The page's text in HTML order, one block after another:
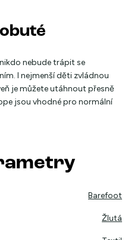
nebude trápit se
I nejmenší děti zvládnou
je můžete utáhnout přesně
jsou vhodné pro normální
Barefoot
Žlutá